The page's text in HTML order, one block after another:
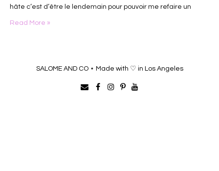
hâte c’est d’être le lendemain pour pouvoir me refaire un
Read More »
SALOME AND CO ⋆ Made with ♡ in Los Angeles